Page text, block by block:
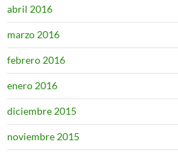
abril 2016
marzo 2016
febrero 2016
enero 2016
diciembre 2015
noviembre 2015